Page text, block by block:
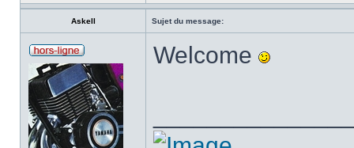
Askell Sujet du message:
Welcome